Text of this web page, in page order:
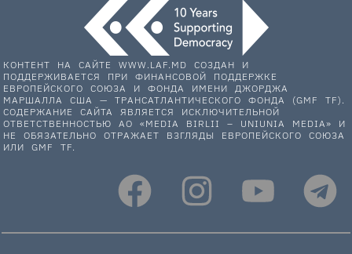
КОНТЕНТ НА САЙТЕ WWW.LAF.MD СОЗДАН И
ПОДДЕРЖИВАЕТСЯ ПРИ ФИНАНСОВОЙ ПОДДЕРЖКЕ
ЕВРОПЕЙСКОГО СОЮЗА И ФОНДА ИМЕНИ ДЖОРДЖА
МАРШАЛЛА США — ТРАНСАТЛАНТИЧЕСКОГО ФОНДА (GMF TF).
СОДЕРЖАНИЕ САЙТА ЯВЛЯЕТСЯ ИСКЛЮЧИТЕЛЬНОЙ
ОТВЕТСТВЕННОСТЬЮ АО «MEDIA BIRLII – UNIUNIA MEDIA» И
НЕ ОБЯЗАТЕЛЬНО ОТРАЖАЕТ ВЗГЛЯДЫ ЕВРОПЕЙСКОГО СОЮЗА
ИЛИ GMF TF.